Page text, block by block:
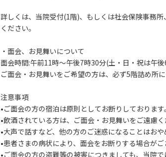
詳しくは、当院受付(1階)、もしくは社会保険事務
ください。
・面会、お見舞いについて
面会時間:午前11時～午後7時30分(土・日・祝は午
ご面会・お見舞いをご希望の方は、必ず5階詰め所に
注意事項
•ご面会の方の宿泊は原則としてお断りしております。
•飲酒されている方は、ご面会・お見舞いをご遠慮く
•大声で話すなど、他の方のご迷惑になることはおや
•患者さまの病状により、面会をお断りする場合がご
•ご面会の方の盗難等の被害につきましても、当院